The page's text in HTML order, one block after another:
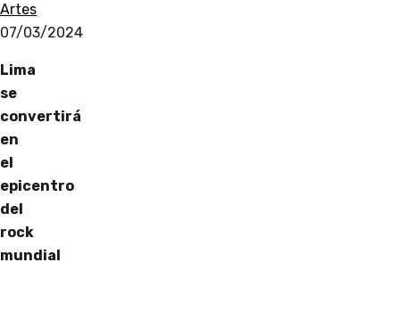
Artes
07/03/2024
Lima
se
convertirá
en
el
epicentro
del
rock
mundial